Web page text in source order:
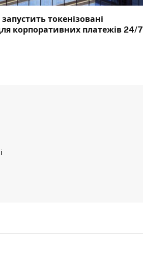
токенізовані
корпоративних платежів 24/7